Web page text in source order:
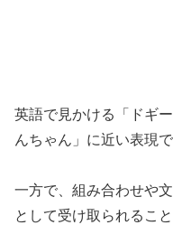
英語で見かける「ドギ
んちゃん」に近い表現で
一方で、組み合わせや
として受け取られること